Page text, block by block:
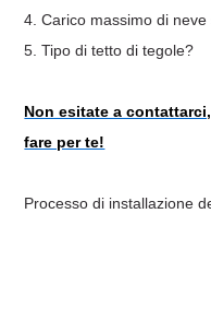
4. Carico massimo di
5. Tipo di tetto di tegole?
Non esitate a
fare per te!
Processo di installazione